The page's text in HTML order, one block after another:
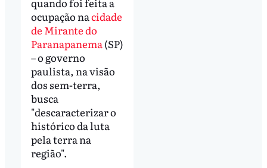
ocupação nacidade
de Mirante do
Paranapanema (SP)
– o governo
paulista, na visão
dos sem-terra,
busca
"descaracterizar o
histórico da luta
pela terra na
região".